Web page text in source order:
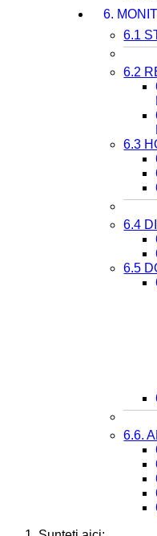
6.
6.1
6.2
6.3
6.4
6.5
6.6.